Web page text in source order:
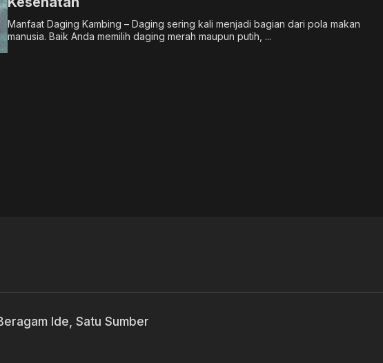
Manfaat Daging Kambing – Daging sering kali menjadi bagian dari pola makan
manusia. Baik Anda memilih daging merah maupun putih, ...
Ide, Satu Sumber